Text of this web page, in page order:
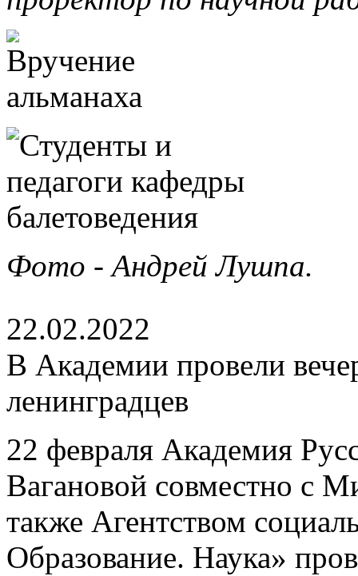
Фото - Андрей Лушпа.
22.02.2022
В Академии провели
ленинградцев
22 февраля Академия
Вагановой совместно с
также Агентством
Образование. Наука»